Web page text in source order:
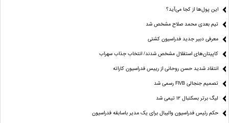
این پول‌ها از کجا می‌آید؟
تیم بعدی محمد صلاح مشخص شد
معرفی دبیر جدید فدراسیون کشتی
کاپیتان‌های استقلال مشخص شدند/ انتخاب جذاب سهراب
انتقاد شدید حسن روحانی از رییس فدراسیون کاراته
تصمیم جنجالی FIVB رسمی شد
لیگ برتر بسکتبال ۱۲ تیمی شد
حکم رئیس فدراسیون والیبال برای یک مدیر باسابقه فدراسیون